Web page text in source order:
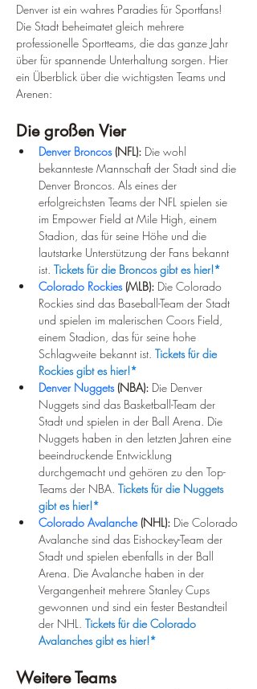
Denver ist ein wahres Paradies für Sportfans!
Die Stadt beheimatet gleich mehrere
professionelle Sportteams, die das ganze Jahr
über für spannende Unterhaltung sorgen. Hier
ein Überblick über die wichtigsten Teams und
Arenen:
Die großen Vier
Denver Broncos (NFL): Die wohl
bekannteste Mannschaft der Stadt sind die
Denver Broncos. Als eines der
erfolgreichsten Teams der NFL spielen sie
im Empower Field at Mile High, einem
Stadion, das für seine Höhe und die
lautstarke Unterstützung der Fans bekannt
ist. Tickets für die Broncos gibt es hier!*
Colorado Rockies (MLB): Die Colorado
Rockies sind das Baseball-Team der Stadt
und spielen im malerischen Coors Field,
einem Stadion, das für seine hohe
Schlagweite bekannt ist. Tickets für die
Rockies gibt es hier!*
Denver Nuggets (NBA): Die Denver
Nuggets sind das Basketball-Team der
Stadt und spielen in der Ball Arena. Die
Nuggets haben in den letzten Jahren eine
beeindruckende Entwicklung
durchgemacht und gehören zu den Top-
Teams der NBA. Tickets für die Nuggets
gibt es hier!*
Colorado Avalanche (NHL): Die Colorado
Avalanche sind das Eishockey-Team der
Stadt und spielen ebenfalls in der Ball
Arena. Die Avalanche haben in der
Vergangenheit mehrere Stanley Cups
gewonnen und sind ein fester Bestandteil
der NHL. Tickets für die Colorado
Avalanches gibt es hier!*
Weitere Teams